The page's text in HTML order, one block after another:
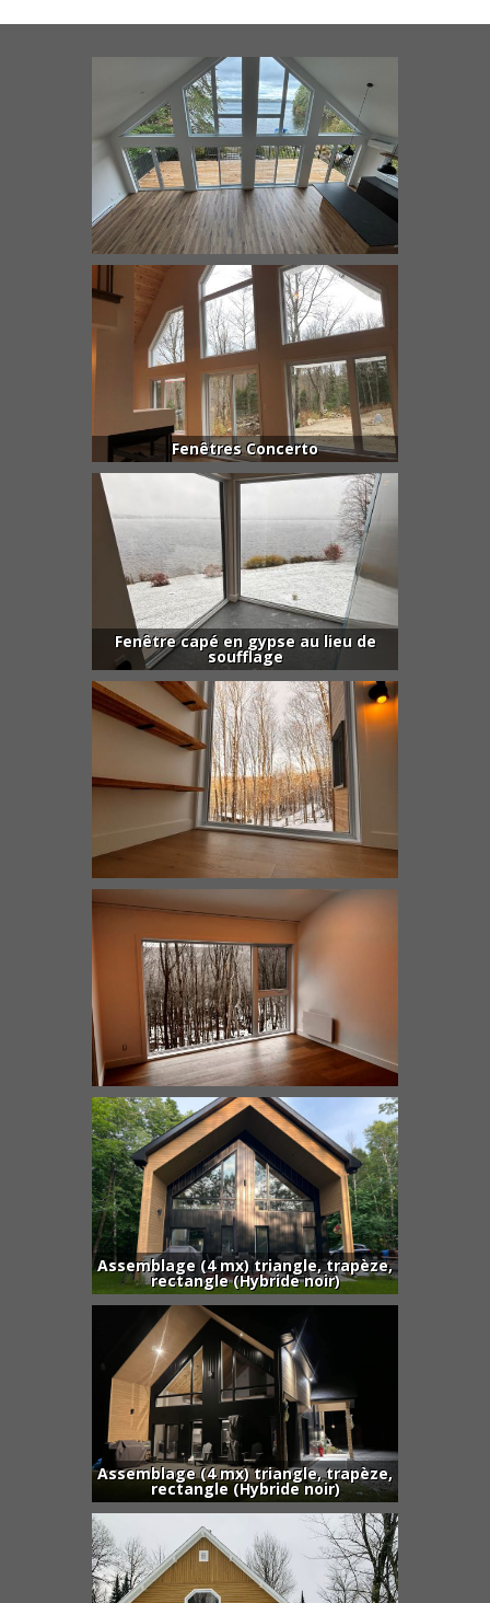
Fenêtres Concerto
Fenêtre capé en gypse au lieu de
soufflage
Assemblage (4 mx) triangle, trapèze,
rectangle (Hybride noir)
Assemblage (4 mx) triangle, trapèze,
rectangle (Hybride noir)